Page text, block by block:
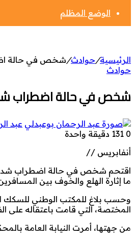
الوضع المظلم
الرئيسية/حوادث/شخص في حالة
حوادث
شخص في حالة اضطراب
عبد
0
دقيقة واحدة
أنفابريس //
ما إثارة الهلع والخوف بين
وحسب بلاغ للمكتب الوطني للسكك
المختصة، التي قامت باعتقاله على
من جهتها، أمرت النيابة العامة